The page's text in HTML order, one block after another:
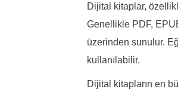
Dijital kitaplar,
Genellikle PDF,
üzerinden sunulur.
kullanılabilir.
Dijital kitapların en